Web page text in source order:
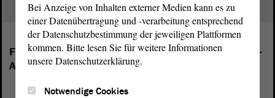
Folgende Fraktionen sind im Landtag von Sachsen-
Anhalt vertreten:
Bei Anzeige von Inhalten externer Medien kann es zu
einer Datenübertragung und -verarbeitung entsprechend
der Datenschutzbestimmung der jeweiligen Plattformen
kommen. Bitte lesen Sie für weitere Informationen
unsere Datenschutzerklärung.
Notwendige Cookies